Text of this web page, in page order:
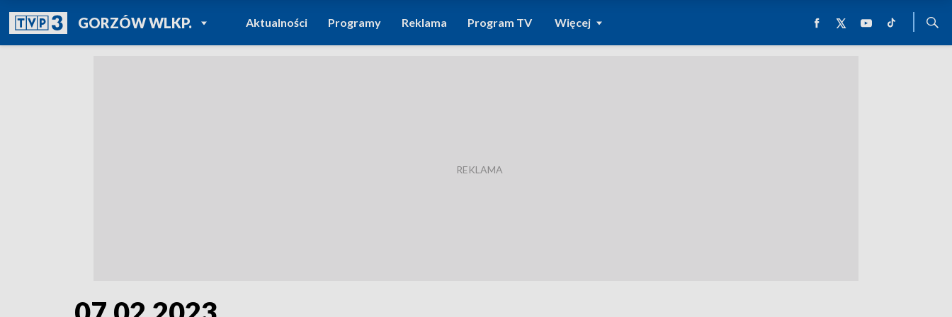
GORZÓW WLKP.POWRÓT DO
TVP REGIONY
Aktualności Programy Reklama Program TV Więcej